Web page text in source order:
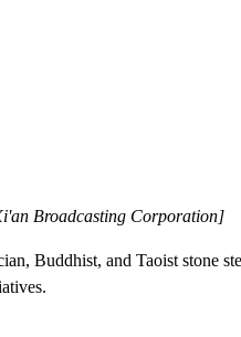
Broadcasting Corporation]
Buddhist, and Taoist stone